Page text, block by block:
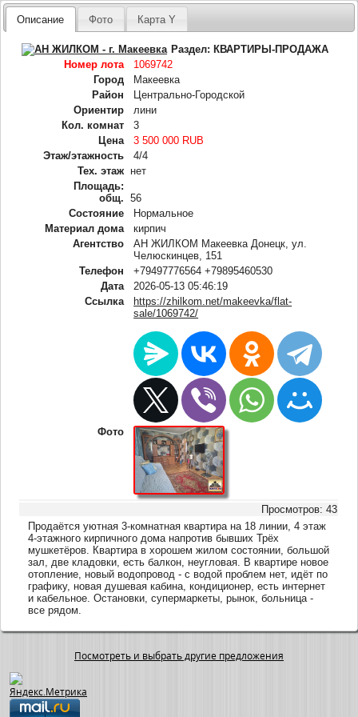
Описание Фото Карта Y
Раздел:КВАРТИРЫ-ПРОДАЖА
Номер лота
1069742
Город
Макеевка
Район
Центрально-Городской
Ориентир
лини
Кол. комнат
3
Цена
3 500 000 RUB
Этаж/этажность
4/4
Тех. этаж нет
Площадь:
общ.
56
Состояние
Нормальное
Материал дома
кирпич
Агентство
АН ЖИЛКОМ Макеевка Донецк, ул.
Челюскинцев, 151
Телефон
+79497776564 +79895460530
Дата
2026-05-13 05:46:19
Ссылка
https://zhilkom.net/makeevka/flat-
sale/1069742/
Фото
Просмотров: 43
Продаётся уютная 3-комнатная квартира на 18 линии, 4 этаж
4-этажного кирпичного дома напротив бывших Трёх
мушкетёров. Квартира в хорошем жилом состоянии, большой
зал, две кладовки, есть балкон, неугловая. В квартире новое
отопление, новый водопровод - с водой проблем нет, идёт по
графику, новая душевая кабина, кондиционер, есть интернет
и кабельное. Остановки, супермаркеты, рынок, больница -
все рядом.
Посмотреть и выбрать другие предложения